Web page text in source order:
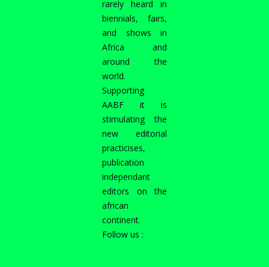
rarely heard in
biennials, fairs,
and shows in
Africa and
around the
world.
Supporting
AABF it is
stimulating the
new editorial
practicises,
publication
independant
editors on the
african
continent.
Follow us :